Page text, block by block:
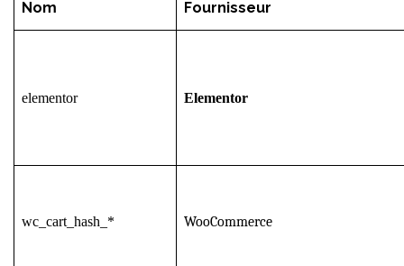
Nom Fournisseur
elementor Elementor
wc_cart_hash_* WooCommerce